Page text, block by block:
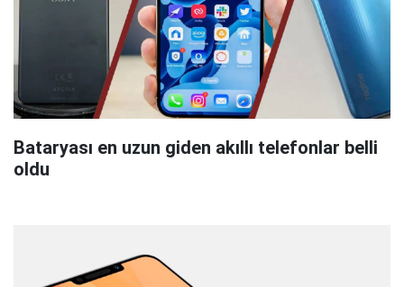
Bataryası en uzun giden akıllı telefonlar belli
oldu